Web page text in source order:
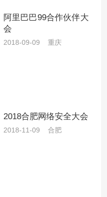
阿里巴巴99合作伙伴大
会
2018-09-09 重庆
2018合肥网络安全大会
2018-11-09 合肥